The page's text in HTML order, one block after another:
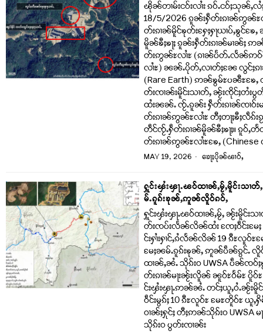
ၽိုၼ်တၢမ်းငဝ်းလၢႆး ၵဝ်ႉငဝ်ႈသုၼ်ႇ
18/5/2026 ၵူၼ်းႁဵတ်းၵၢၼ်ဢွၼ်ႊ
တ်းၵၢၼ်မိူင်ၶုတ်းႁႄႈႁႃယၢပ်ႇၶွင်ၶႄ
မိူၼ်ၶီႈၶႃႈ ၵူၼ်းႁဵတ်းၵၢၼ်မၢၼ်ႈ ဢၼ်
တ်းဢွၼ်ႊလၢႆႊ (ၵၢၼ်ပႅတ်ႉလႅၼ်ဢဝ်
လၢႆႊ) ၼၼ်ႉပိုတ်ႇလၢတ်ႈၼႄ လွင်ႈၵၢ
(Rare Earth) ဢၼ်ၶွမ်ႊပၼီႊၶႄႇ
တ်းၸၢၼ်းမိူင်းသၢတ်ႇ ၼႂ်းၸိုင်ႈတႆ
ထႆးၼၼ်ႉ ၸႂ်ႉၵူၼ်း ႁဵတ်းၵၢၼ်ၸၢဝ်းမၢ
တ်းၵၢၼ်ဢွၼ်ႊလၢႆႊ တီႈတႃႈၶီႈလဵၵ်းၵႂ
တဵင်ၸႂ်ႉႁဵတ်းၵၢၼ်မိူၼ်ၶီႈၶႃႈ။ ၵူဝ်ႇ
တ်းၵၢၼ်ဢွၼ်ႊလၢႆႊၶႄႇ (Chinese
MAY 19, 2026 ၶေႃႈပိုၼ်ၽၢဝ်ႇ
ႁူင်းၾႆးၾႃႉၽဝ်ထၢၼ်ႇမႂ်ႇမိူင်းသၢ
မ်ႉၵူၵ်းၶုၼ်ႇဢူၼ်လိူဝ်ၵဝ်ႇ
ႁူင်းၾႆးၾႃႉၽဝ်ထၢၼ်ႇမႂ်ႇ ၼႂ်းမိူင်
တ်းၸပ်းလႅၼ်လိၼ်ထႆး ၸႄႈဝဵင်းမႄ
င်းႁၢႆးႁၢင်ႇၵႆလႅၼ်လိၼ် 19 ၵီႊလူဝ်ႊ
မႄႈၼမ်ႉၵူၵ်းၶုၼ်ႇ ဢူၼ်ပဵၼ်ၵွင်ႉ လိူဝ်
ထၢၼ်ႇၼႆႉ သိုၵ်းဝ UWSA ပဵၼ်ၸဝ်
တ်းၵၢၼ်မႃးၼႂ်းလိူၼ် ၼူဝ်ႊဝႅမ်ႊ ပိူဝ်ႊ
င်းၾႆးၾႃႉဢၼ်ၼႆႉ တင်ႈယူႇဝႆႉၼႂ်းမိူ
ဝဵင်းမွၵ်ႈ 10 ၵီႊလူဝ်ႊ မႄႊတိူဝ်ႊ ယူႇ
ဝၢၼ်ႈႁုင်ႈ တီႈဢၼ်သိုၵ်းဝ UWSA
သိုၵ်းဝ ပွတ်းၸၢၼ်း